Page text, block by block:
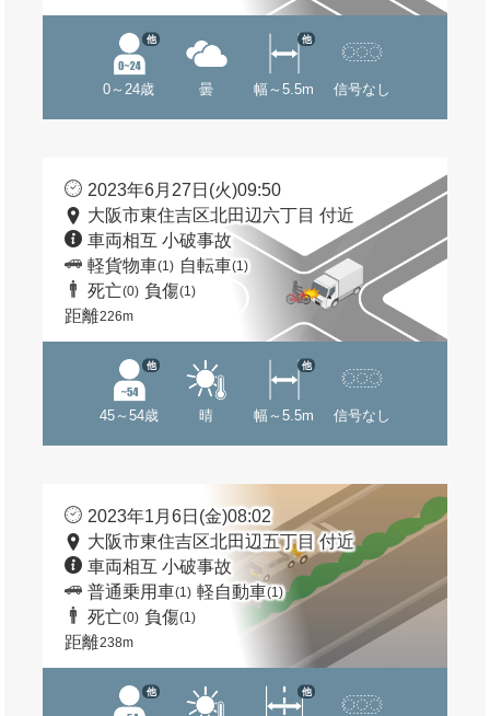
0～24歳
他
曇 幅～5.5m
他
信号なし
2023年6月27日(火)09:50
大阪市東住吉区北田辺六丁目 付近
車両相互 小破事故
軽貨物車(1) 自転車(1)
死亡(0) 負傷(1)
距離226m
45～54歳
他
晴 幅～5.5m
他
信号なし
2023年1月6日(金)08:02
大阪市東住吉区北田辺五丁目 付近
車両相互 小破事故
普通乗用車(1) 軽自動車(1)
死亡(0) 負傷(1)
距離238m
他 他